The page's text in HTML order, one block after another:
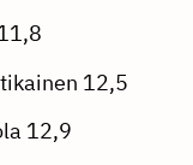
12,5
12,9